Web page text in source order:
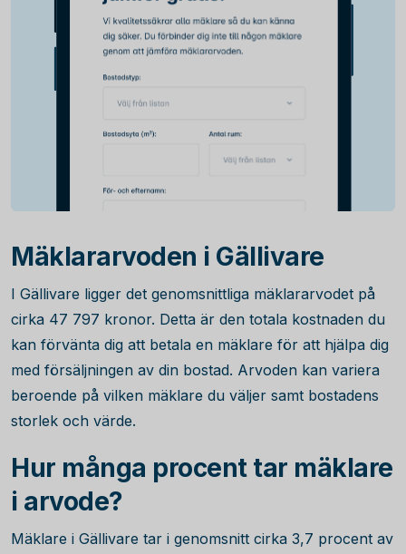
Mäklararvoden i Gällivare
I Gällivare ligger det genomsnittliga mäklararvodet på
cirka 47 797 kronor. Detta är den totala kostnaden du
kan förvänta dig att betala en mäklare för att hjälpa dig
med försäljningen av din bostad. Arvoden kan variera
beroende på vilken mäklare du väljer samt bostadens
storlek och värde.
Hur många procent tar mäklare
i arvode?
Mäklare i Gällivare tar i genomsnitt cirka 3,7 procent av